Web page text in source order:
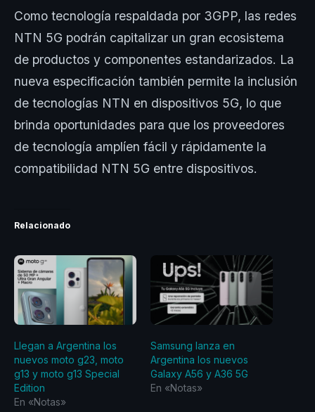
Como tecnología respaldada por 3GPP, las redes
NTN 5G podrán capitalizar un gran ecosistema
de productos y componentes estandarizados. La
nueva especificación también permite la inclusión
de tecnologías NTN en dispositivos 5G, lo que
brinda oportunidades para que los proveedores
de tecnología amplíen fácil y rápidamente la
compatibilidad NTN 5G entre dispositivos.
Relacionado
Llegan a Argentina los
nuevos moto g23, moto
g13 y moto g13 Special
Edition
En «Notas»
Samsung lanza en
Argentina los nuevos
Galaxy A56 y A36 5G
En «Notas»